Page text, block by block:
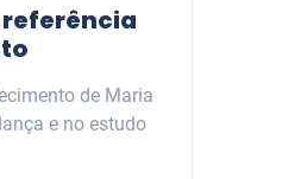
referência
de Maria
e no estudo